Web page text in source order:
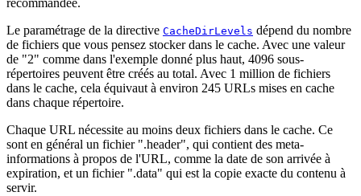
recommandée.
Le paramétrage de la directive CacheDirLevels dépend du nombre
de fichiers que vous pensez stocker dans le cache. Avec une valeur
de "2" comme dans l'exemple donné plus haut, 4096 sous-
répertoires peuvent être créés au total. Avec 1 million de fichiers
dans le cache, cela équivaut à environ 245 URLs mises en cache
dans chaque répertoire.
Chaque URL nécessite au moins deux fichiers dans le cache. Ce
sont en général un fichier ".header", qui contient des meta-
informations à propos de l'URL, comme la date de son arrivée à
expiration, et un fichier ".data" qui est la copie exacte du contenu à
servir.